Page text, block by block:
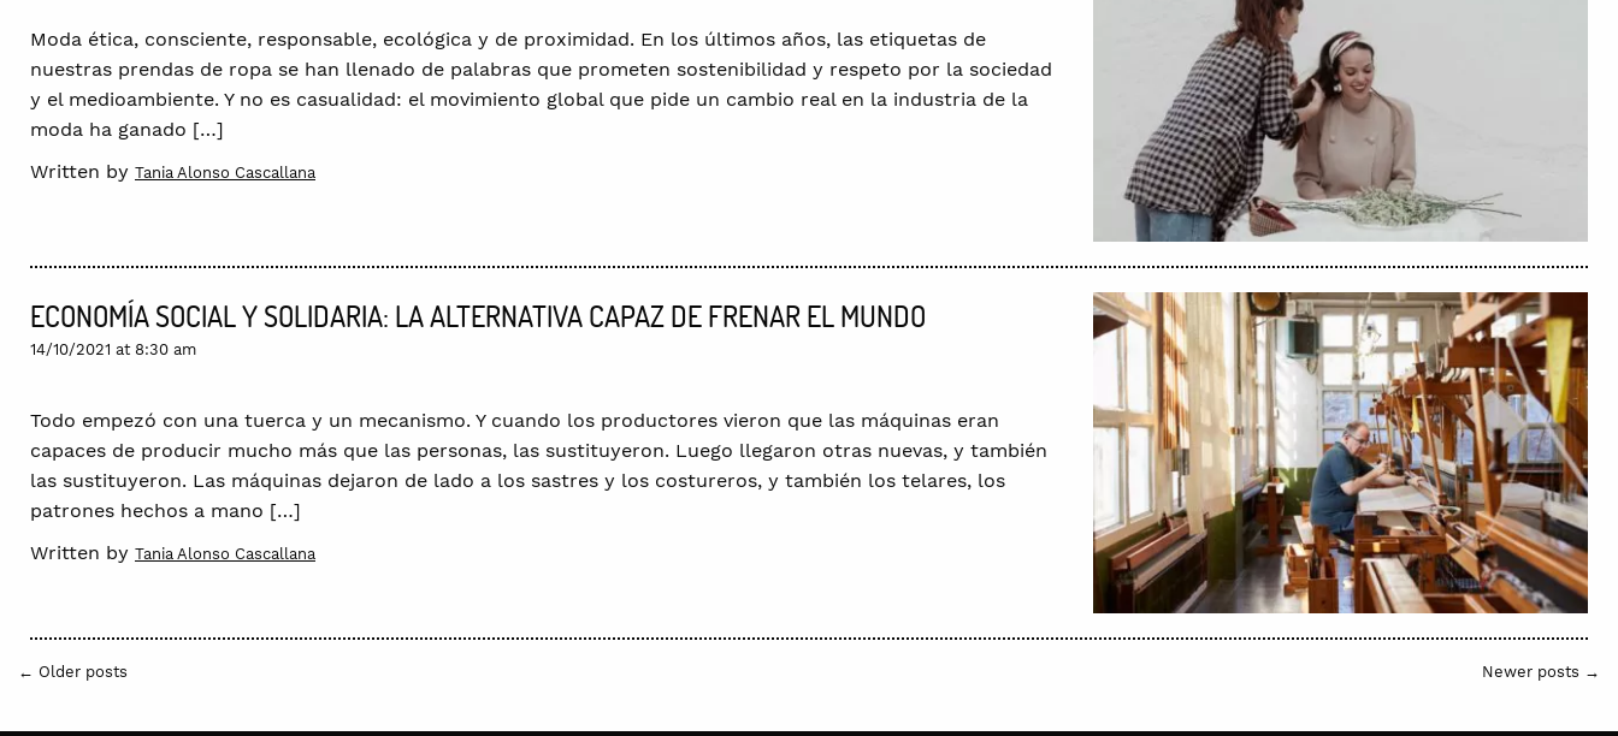
Moda ética, consciente, responsable, ecológica y de proximidad. En los últimos años, las etiquetas de
nuestras prendas de ropa se han llenado de palabras que prometen sostenibilidad y respeto por la sociedad
y el medioambiente. Y no es casualidad: el movimiento global que pide un cambio real en la industria de la
moda ha ganado […]
Written by Tania Alonso Cascallana
ECONOMÍA SOCIAL Y SOLIDARIA: LA ALTERNATIVA CAPAZ DE FRENAR EL MUNDO
14/10/2021 at 8:30 am
Todo empezó con una tuerca y un mecanismo. Y cuando los productores vieron que las máquinas eran
capaces de producir mucho más que las personas, las sustituyeron. Luego llegaron otras nuevas, y también
las sustituyeron. Las máquinas dejaron de lado a los sastres y los costureros, y también los telares, los
patrones hechos a mano […]
Written by Tania Alonso Cascallana
← Older posts Newer posts →